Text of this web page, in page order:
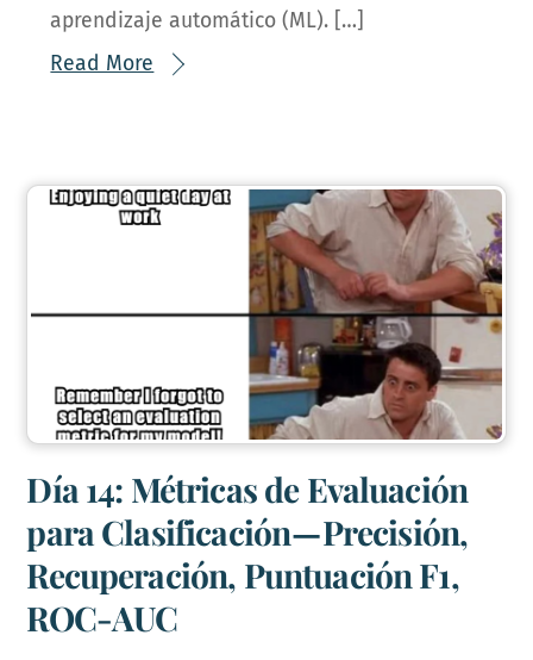
aprendizaje automático (ML). […]
Read More
Día 14: Métricas de Evaluación
para Clasificación — Precisión,
Recuperación, Puntuación F1,
ROC-AUC